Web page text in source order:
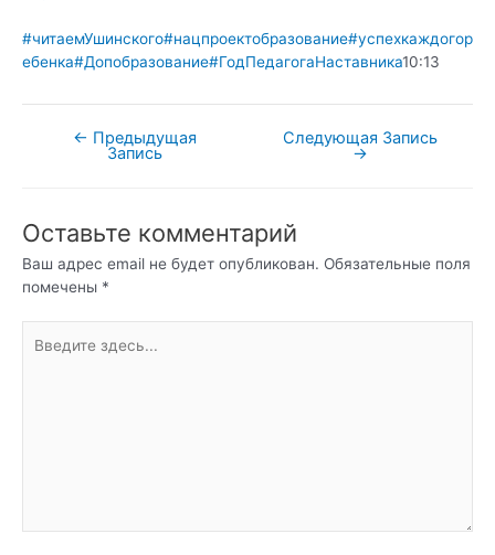
#читаемУшинского#нацпроектобразование#успехкаждогор
ебенка#Допобразование#ГодПедагогаНаставника10:13
Навигация
← Предыдущая
Запись
Следующая Запись
→
Оставьте комментарий
Ваш адрес email не будет опубликован. Обязательные поля
помечены *
здесь...